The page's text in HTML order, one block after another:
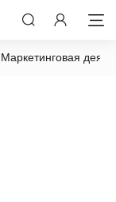
Маркетинговая